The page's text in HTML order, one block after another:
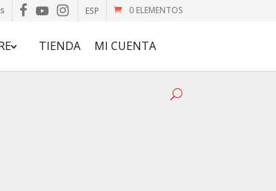
0 ELEMENTOS
ESP
TIENDA MI CUENTA